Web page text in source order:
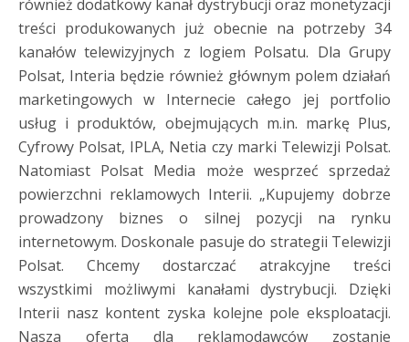
również dodatkowy kanał dystrybucji oraz monetyzacji
treści produkowanych już obecnie na potrzeby 34
kanałów telewizyjnych z logiem Polsatu. Dla Grupy
Polsat, Interia będzie również głównym polem działań
marketingowych w Internecie całego jej portfolio
usług i produktów, obejmujących m.in. markę Plus,
Cyfrowy Polsat, IPLA, Netia czy marki Telewizji Polsat.
Natomiast Polsat Media może wesprzeć sprzedaż
powierzchni reklamowych Interii. „Kupujemy dobrze
prowadzony biznes o silnej pozycji na rynku
internetowym. Doskonale pasuje do strategii Telewizji
Polsat. Chcemy dostarczać atrakcyjne treści
wszystkimi możliwymi kanałami dystrybucji. Dzięki
Interii nasz kontent zyska kolejne pole eksploatacji.
Nasza oferta dla reklamodawców zostanie